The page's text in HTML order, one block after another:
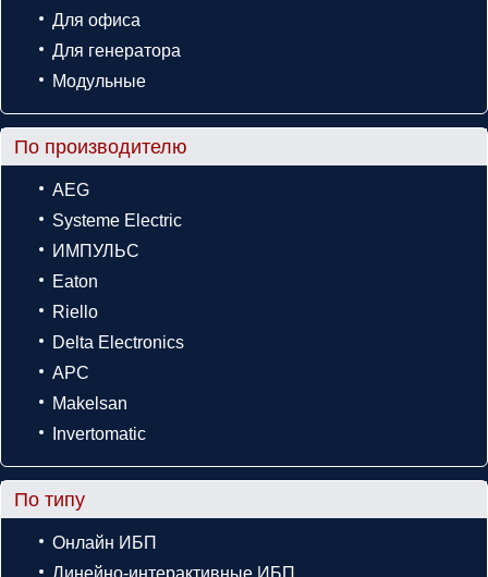
Для офиса
Для генератора
Модульные
По производителю
AEG
Systeme Electric
ИМПУЛЬС
Eaton
Riello
Delta Electronics
APC
Makelsan
Invertomatic
По типу
Онлайн ИБП
Линейно-интерактивные ИБП